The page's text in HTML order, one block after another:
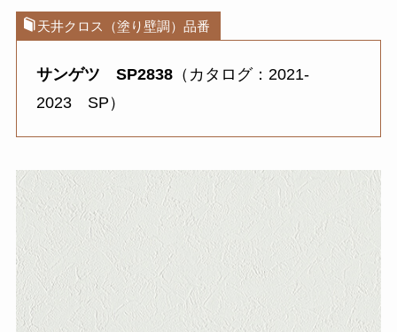
天井クロス（塗り壁調）品番
サンゲツ SP2838 （カタログ：2021-
2023 SP）